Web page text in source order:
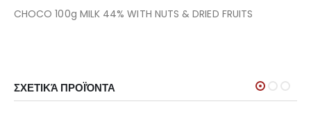
CHOCO 100g MILK 44% WITH NUTS & DRIED FRUITS
ΣΧΕΤΙΚΆ ΠΡΟΪΌΝΤΑ